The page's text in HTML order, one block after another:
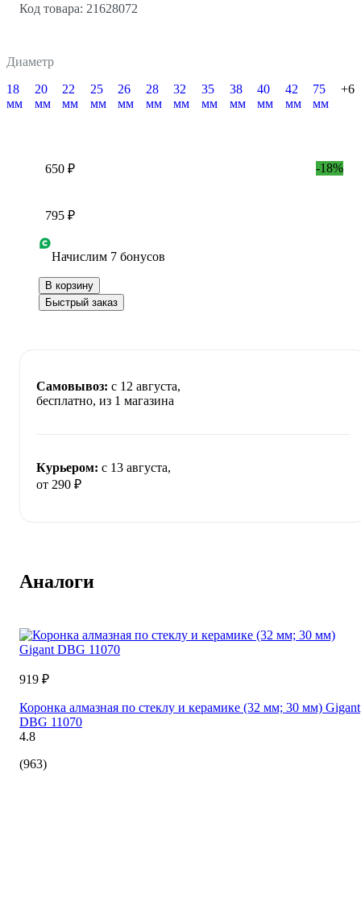
Код товара: 21628072
Диаметр
18
мм
20
мм
22
мм
25
мм
26
мм
28
мм
32
мм
35
мм
38
мм
40
мм
42
мм
75
мм
+6
650 ₽ -18%
795 ₽
Начислим 7 бонусов
В корзину
Быстрый заказ
Самовывоз: c 12 августа,
бесплатно, из 1 магазина
Курьером: c 13 августа,
от 290 ₽
Аналоги
919 ₽
Коронка алмазная по стеклу и керамике (32 мм; 30 мм) Gigant
DBG 11070
4.8
(963)